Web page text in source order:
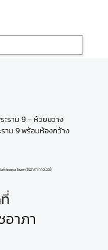
ะราม 9 – ห้วยขวาง
ราม 9 พร้อมห้องกว้าง
Tower (รัชอาภา ทาวเวอร์)
อาภา